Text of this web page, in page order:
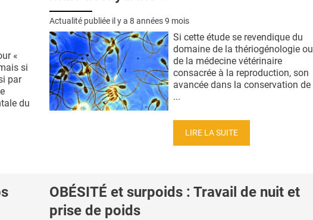
«
si
par
du
Actualité publiée il y a 8 années 9 mois
Si cette étude se revendique du
domaine de la thériogénologie ou
de la médecine vétérinaire
consacrée à la reproduction, son
avancée dans la conservation de
...
LIRE LA SUITE
OBÉSITÉ et surpoids : Travail de nuit et
prise de poids